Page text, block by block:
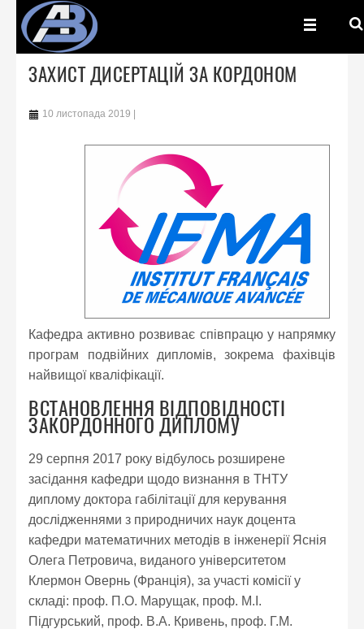
ЗАХИСТ ДИСЕРТАЦІЙ ЗА КОРДОНОМ
10 листопада 2019
Кафедра активно розвиває співпрацю у напрямку
програм подвійних дипломів, зокрема фахівців
найвищої кваліфікації.
ВСТАНОВЛЕННЯ ВІДПОВІДНОСТІ
ЗАКОРДОННОГО ДИПЛОМУ
29 серпня 2017 року відбулось розширене
засідання кафедри щодо визнання в ТНТУ
диплому доктора габілітації для керування
дослідженнями з природничих наук доцента
кафедри математичних методів в інженерії Яснія
Олега Петровича, виданого університетом
Клермон Овернь (Франція), за участі комісії у
складі: проф. П.О. Марущак, проф. М.І.
Підгурський, проф. В.А. Кривень, проф. Г.М.